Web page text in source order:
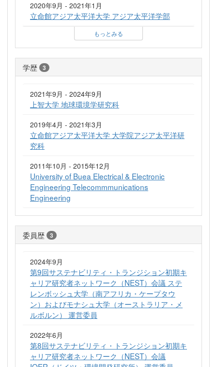
2020年9月 - 2021年1月
立命館アジア太平洋大学 アジア太平洋学部
もっとみる
学歴 3
2021年9月 - 2024年9月
上智大学 地球環境学研究科
2019年4月 - 2021年3月
立命館アジア太平洋大学 大学院アジア太平洋研
究科
2011年10月 - 2015年12月
University of Buea Electrical & Electronic
Engineering Telecommmunications
Engineering
委員歴 3
2024年9月
第9回サステナビリティ・トランジション初期キ
ャリア研究者ネットワーク（NEST）会議 ステ
レンボッシュ大学（南アフリカ・ケープタウ
ン）およびモナシュ大学（オーストラリア・メ
ルボルン） 運営委員
2022年6月
第8回サステナビリティ・トランジション初期キ
ャリア研究者ネットワーク（NEST）会議